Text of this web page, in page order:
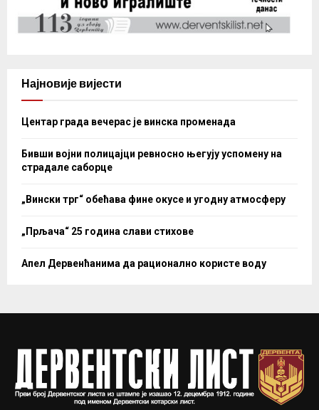
Најновије вијести
Центар града вечерас је винска променада
Бивши војни полицајци ревносно његују успомену на
страдале саборце
„Вински трг“ обећава фине окусе и угодну атмосферу
„Прљача“ 25 година слави стихове
Апел Дервенћанима да рационално користе воду